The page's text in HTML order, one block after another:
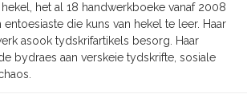
het al 18 handwerkboeke vanaf 2008
die kuns van hekel te leer. Haar
asook tydskrifartikels besorg. Haar
bydraes aan verskeie tydskrifte, sosiale